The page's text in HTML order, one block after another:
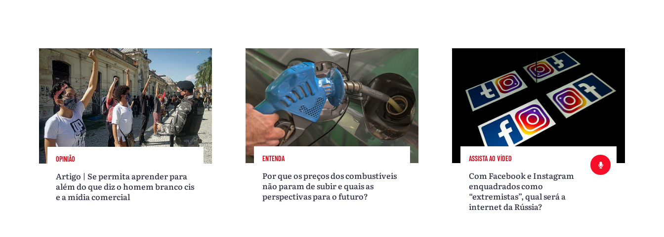
OPINIÃO
Artigo | Se permita aprender para
além do que diz o homem branco cis
e a mídia comercial
ENTENDA
Por que os preços dos combustíveis
não param de subir e quais as
perspectivas para o futuro?
ASSISTA AO VÍDEO
Com Facebook e Instagram
enquadrados como
“extremistas”, qual será a
internet da Rússia?